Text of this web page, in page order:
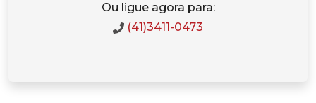
Ou ligue agora para:
(41)3411-0473